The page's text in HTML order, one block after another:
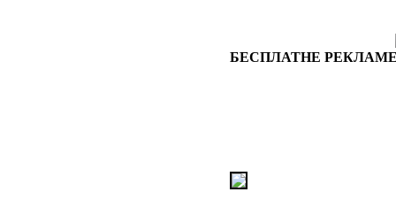
БЕСПЛАТНЕ